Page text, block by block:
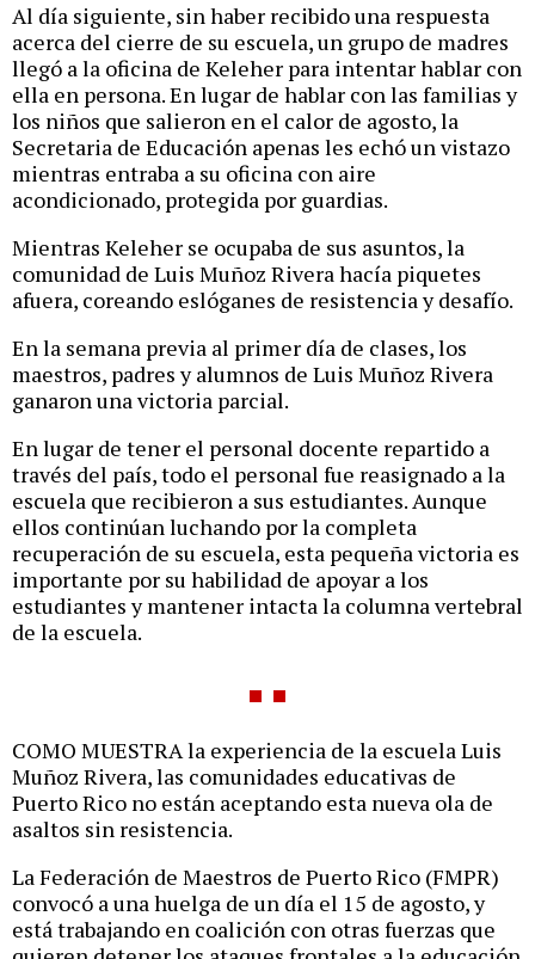
Al día siguiente, sin haber recibido una respuesta
acerca del cierre de su escuela, un grupo de madres
llegó a la oficina de Keleher para intentar hablar con
ella en persona. En lugar de hablar con las familias y
los niños que salieron en el calor de agosto, la
Secretaria de Educación apenas les echó un vistazo
mientras entraba a su oficina con aire
acondicionado, protegida por guardias.
Mientras Keleher se ocupaba de sus asuntos, la
comunidad de Luis Muñoz Rivera hacía piquetes
afuera, coreando eslóganes de resistencia y desafío.
En la semana previa al primer día de clases, los
maestros, padres y alumnos de Luis Muñoz Rivera
ganaron una victoria parcial.
En lugar de tener el personal docente repartido a
través del país, todo el personal fue reasignado a la
escuela que recibieron a sus estudiantes. Aunque
ellos continúan luchando por la completa
recuperación de su escuela, esta pequeña victoria es
importante por su habilidad de apoyar a los
estudiantes y mantener intacta la columna vertebral
de la escuela.
COMO MUESTRA la experiencia de la escuela Luis
Muñoz Rivera, las comunidades educativas de
Puerto Rico no están aceptando esta nueva ola de
asaltos sin resistencia.
La Federación de Maestros de Puerto Rico (FMPR)
convocó a una huelga de un día el 15 de agosto, y
está trabajando en coalición con otras fuerzas que